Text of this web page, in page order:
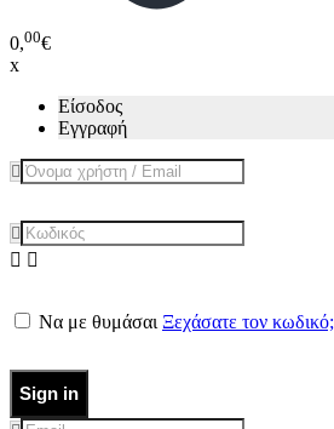
0,00€
x
Είσοδος
Εγγραφή
Να με θυμάσαι Ξεχάσατε τον κωδικό;
Sign in